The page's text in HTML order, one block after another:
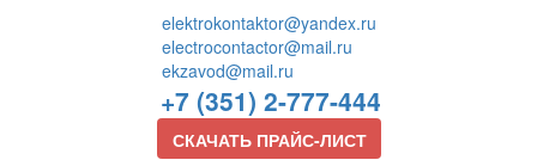
elektrokontaktor@yandex.ru
electrocontactor@mail.ru
ekzavod@mail.ru
+7 (351) 2-777-444
СКАЧАТЬ ПРАЙС-ЛИСТ